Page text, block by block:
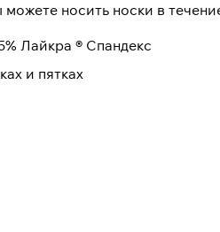
носить носки в
Лайкра ® Спандекс
и пятках